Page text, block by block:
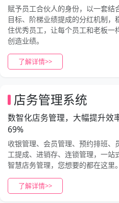
赋予员工合伙人的身份，以一套结
目标、阶梯业绩提成的分红机制，
住优秀员工，让每个员工和老板一
创造业绩。
了解详情>>
店务管理系统
数智化店务管理，大幅提升效
69%
收银管理、会员管理、预约排班、
工提成、进销存、连锁管理，一站
智慧店务管理，您想要的都在这里。
了解详情>>